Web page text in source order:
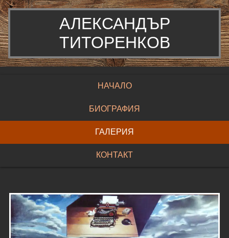
АЛЕКСАНДЪР
ТИТОРЕНКОВ
НАЧАЛО
БИОГРАФИЯ
ГАЛЕРИЯ
КОНТАКТ